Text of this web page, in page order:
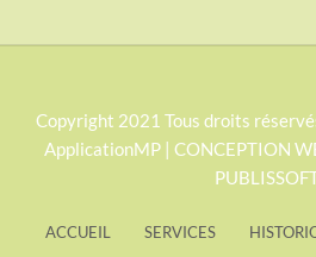
S
Copyright 2021 Tous droits
ApplicationMP | CONCEPTION
ACCUEIL SERVICES